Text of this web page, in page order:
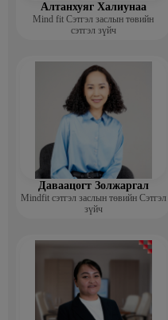
Алтанхуяг Халиунаа
Mind fit Сэтгэл заслын төвийн
сэтгэл зүйч
Даваацогт Золжаргал
Mindfit сэтгэл заслын төвийн Сэтгэл
зүйч